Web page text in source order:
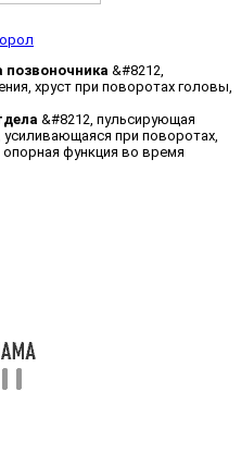
позвоночника &#8212,
хруст при поворотах головы,
&#8212, пульсирующая
при поворотах,
функция во время